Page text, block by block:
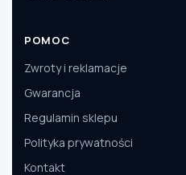
POMOC
Zwroty i reklamacje
Gwarancja
Regulamin sklepu
Polityka prywatności
Kontakt